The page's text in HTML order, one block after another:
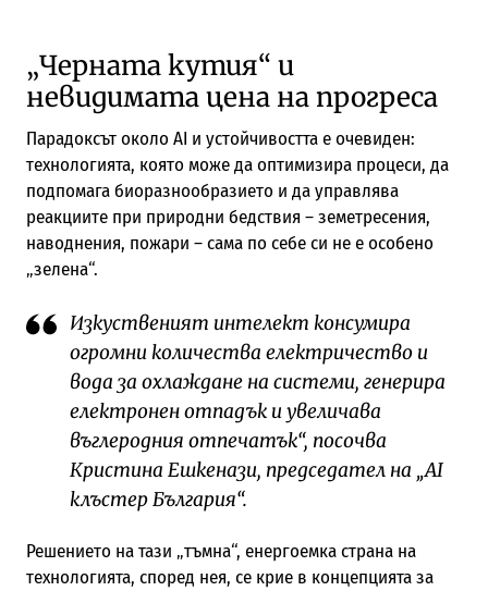
„Черната кутия“ и
невидимата цена на прогреса
Парадоксът около AI и устойчивостта е очевиден:
технологията, която може да оптимизира процеси, да
подпомага биоразнообразието и да управлява
реакциите при природни бедствия – земетресения,
наводнения, пожари – сама по себе си не е особено
„зелена“.
Изкуственият интелект консумира
огромни количества електричество и
вода за охлаждане на системи, генерира
електронен отпадък и увеличава
въглеродния отпечатък“, посочва
Кристина Ешкенази, председател на „AI
клъстер България“.
Решението на тази „тъмна“, енергоемка страна на
технологията, според нея, се крие в концепцията за